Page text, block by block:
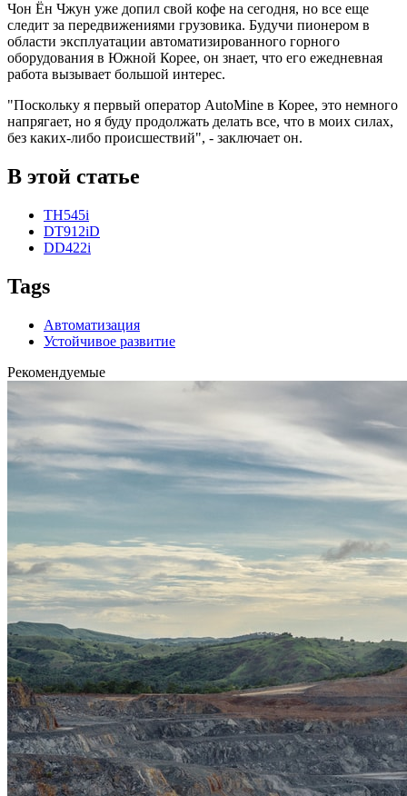
Чон Ён Чжун уже допил свой кофе на сегодня, но все еще
следит за передвижениями грузовика. Будучи пионером в
области эксплуатации автоматизированного горного
оборудования в Южной Корее, он знает, что его ежедневная
работа вызывает большой интерес.
"Поскольку я первый оператор AutoMine в Корее, это немного
напрягает, но я буду продолжать делать все, что в моих силах,
без каких-либо происшествий", - заключает он.
В этой статье
TH545i
DT912iD
DD422i
Tags
Автоматизация
Устойчивое развитие
Рекомендуемые